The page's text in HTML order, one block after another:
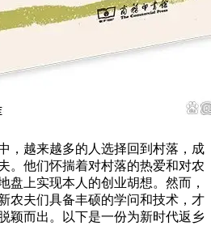
越来越多的人选择回到村落，成
。他们怀揣着对村落的热爱和对农
盘上实现本人的创业胡想。然而，
农夫们具备丰硕的学问和技术，才
颖而出。以下是一份为新时代返乡